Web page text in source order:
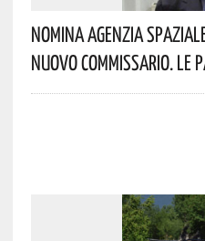
Nomina Agenzia
Nuovo Commissario. Le